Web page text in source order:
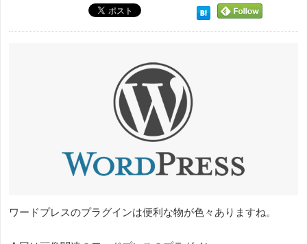
ワードプレスのプラグインは便利な物が色々ありますね。